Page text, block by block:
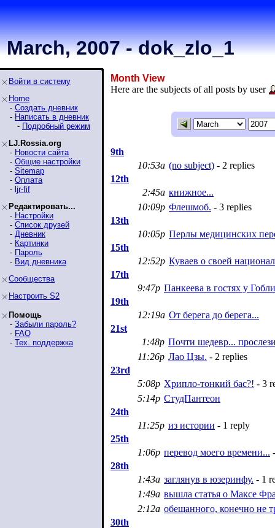
March, 2007 - dok_zlo_1
Войти в систему
Home
- Создать дневник
- Написать в дневник
- Подробный режим
LJ.Rossia.org
- Новости сайта
- Общие настройки
- Sitemap
- Оплата
- ljr-fif
Редактировать...
- Настройки
- Список друзей
- Дневник
- Картинки
- Пароль
- Вид дневника
Сообщества
Настроить S2
Помощь
- Забыли пароль?
- FAQ
- Тех. поддержка
Month View
Here are the subjects of all posts by user
9th
10:53a (no subject) - 2 replies
12th
2:45a книжное...
10:09p Флешмоб. - 3 replies
13th
10:05p Перлы медицинских
15th
12:52p Куваев о своей
17th
9:47p Панкеева в гостях у
19th
12:19a От берега до берега...
21st
1:48p Почти шедевр...
11:26p Лао Цзы. - 2 replies
23rd
5:08p Хрипло-тонкий бас?! - 3
5:14p СтудПантеон
24th
11:25p из истории - 1 reply
25th
1:06p перевод моего времени...
28th
1:43a заглянув в юзеринфу. - 1
1:49a вышла статья о Максе
2:12a обещанного, конечно не
30th